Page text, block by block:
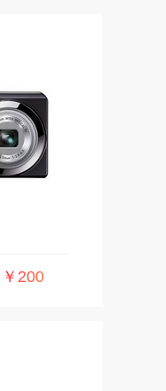
￥200